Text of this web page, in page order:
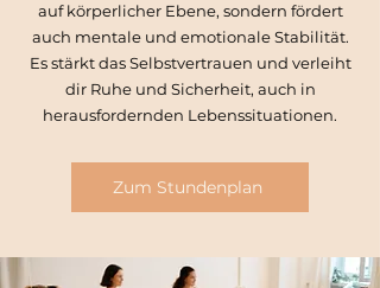
auf körperlicher Ebene, sondern fördert
auch mentale und emotionale Stabilität.
Es stärkt das Selbstvertrauen und verleiht
dir Ruhe und Sicherheit, auch in
herausfordernden Lebenssituationen.
Zum Stundenplan